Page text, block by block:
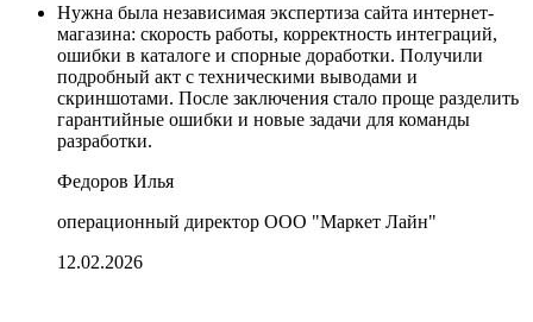
Нужна была независимая экспертиза сайта интернет-
магазина: скорость работы, корректность интеграций,
ошибки в каталоге и спорные доработки. Получили
подробный акт с техническими выводами и
скриншотами. После заключения стало проще разделить
гарантийные ошибки и новые задачи для команды
разработки.
Федоров Илья
операционный директор ООО "Маркет Лайн"
12.02.2026